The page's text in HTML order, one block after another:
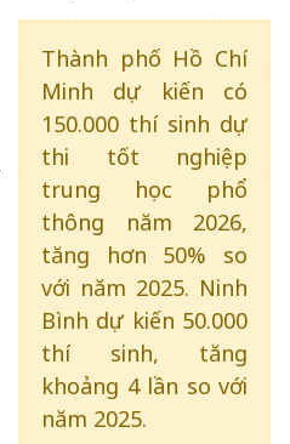
Thành phố Hồ Chí
Minh dự kiến có
150.000 thí sinh dự
thi tốt nghiệp
trung học phổ
thông năm 2026,
tăng hơn 50% so
với năm 2025. Ninh
Bình dự kiến 50.000
thí sinh, tăng
khoảng 4 lần so với
năm 2025.